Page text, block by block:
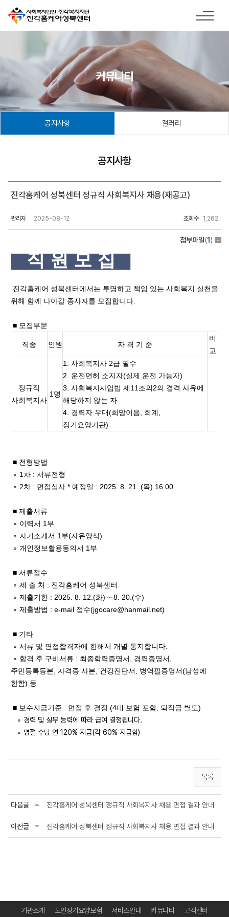
커뮤니티
공지사항 갤러리
공지사항
진각홈케어 성북센터 정규직 사회복지사 채용(재공고)
관리자 2025-08-12 조회수 1,262
첨부파일(1 )
직 원 모 집
진각홈케어 성북센터에서는 투명하고 책임 있는 사회복지 실천을
위해 함께 나아갈 종사자를 모집합니다.
■ 모집부문
직종 인원 자 격 기 준
비
고
정규직
사회복지사
1명
1. 사회복지사 2급 필수
2. 운전면허 소지자(실제 운전 가능자)
3. 사회복지사업법 제11조의2의 결격 사유에
해당하지 않는 자
4. 경력자 우대(희망이음, 회계,
장기요양기관)
■ 전형방법
∘ 1차 : 서류전형
∘ 2차 : 면접심사 * 예정일 : 2025. 8. 21. (목) 16:00
■ 제출서류
∘ 이력서 1부
∘ 자기소개서 1부(자유양식)
∘ 개인정보활용동의서 1부
■ 서류접수
∘ 제 출 처 : 진각홈케어 성북센터
∘ 제출기한 : 2025. 8. 12.(화) ~ 8. 20.(수)
∘ 제출방법 : e-mail 접수(jgocare@hanmail.net)
■ 기타
∘ 서류 및 면접합격자에 한해서 개별 통지합니다.
∘ 합격 후 구비서류 : 최종학력증명서, 경력증명서,
주민등록등본, 자격증 사본, 건강진단서, 병역필증명서(남성에
한함) 등
■ 보수지급기준 : 면접 후 결정 (4대 보험 포함, 퇴직금 별도)
∘ 경력 및 실무 능력에 따라 급여 결정됩니다.
∘ 명절 수당 연 120% 지급(각 60% 지급함)
목록
다음글 진각홈케어 성북센터 정규직 사회복지사 채용 면접 결과 안내
이전글 진각홈케어 성북센터 정규직 사회복지사 채용 면접 결과 안내
기관소개 노인장기요양보험 서비스안내 커뮤니티 고객센터